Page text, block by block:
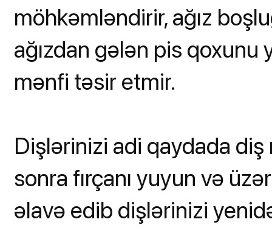
möhkəmləndirir, ağız
ağızdan gələn pis qoxunu
mənfi təsir etmir.
Dişlərinizi adi qaydada
sonra fırçanı yuyun və
əlavə edib dişlərinizi